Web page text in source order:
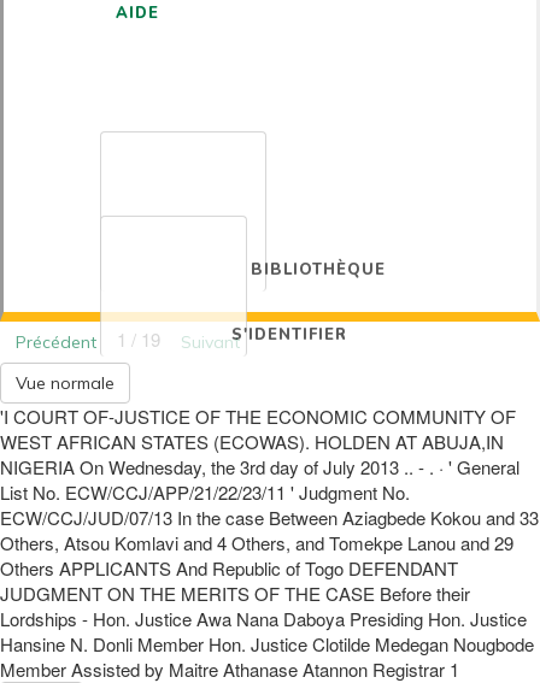
AIDE
BIBLIOTHÈQUE
S'IDENTIFIER
Précédent 1 / 19
Suivant
Vue normale
'I COURT OF-JUSTICE OF THE ECONOMIC COMMUNITY OF
WEST AFRICAN STATES (ECOWAS). HOLDEN AT ABUJA,IN
NIGERIA On Wednesday, the 3rd day of July 2013 .. - . · ' General
List No. ECW/CCJ/APP/21/22/23/11 ' Judgment No.
ECW/CCJ/JUD/07/13 In the case Between Aziagbede Kokou and 33
Others, Atsou Komlavi and 4 Others, and Tomekpe Lanou and 29
Others APPLICANTS And Republic of Togo DEFENDANT
JUDGMENT ON THE MERITS OF THE CASE Before their
Lordships - Hon. Justice Awa Nana Daboya Presiding Hon. Justice
Hansine N. Donli Member Hon. Justice Clotilde Medegan Nougbode
Member Assisted by Maitre Athanase Atannon Registrar 1